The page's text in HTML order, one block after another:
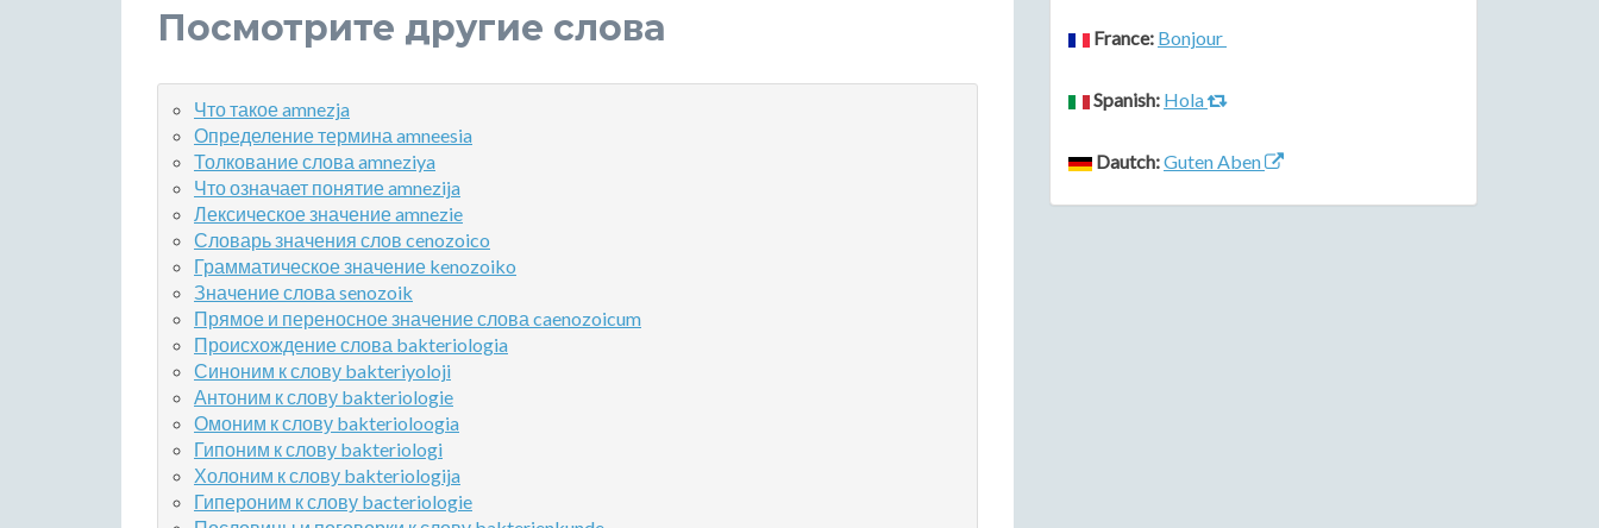
Посмотрите другие слова
Что такое amnezja
Определение термина amneesia
Толкование слова amneziya
Что означает понятие amnezija
Лексическое значение amnezie
Словарь значения слов cenozoico
Грамматическое значение kenozoiko
Значение слова senozoik
Прямое и переносное значение слова caenozoicum
Происхождение слова bakteriologia
Синоним к слову bakteriyoloji
Антоним к слову bakteriologie
Омоним к слову bakterioloogia
Гипоним к слову bakteriologi
Холоним к слову bakteriologija
Гипероним к слову bacteriologie
France: Bonjour
Spanish: Hola
Dautch:Guten Aben